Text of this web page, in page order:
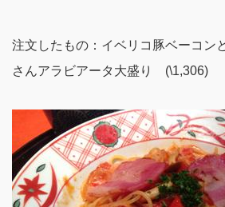
注文したもの：イベリコ豚ベーコン
さんアラビアータ大盛り (\1,306)